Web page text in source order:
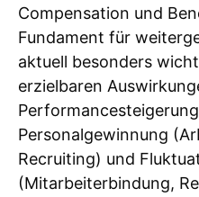
Compensation und
Fundament für
aktuell besonders
erzielbaren
Personalgewinnung
Recruiting) und
(Mitarbeiterbindung,